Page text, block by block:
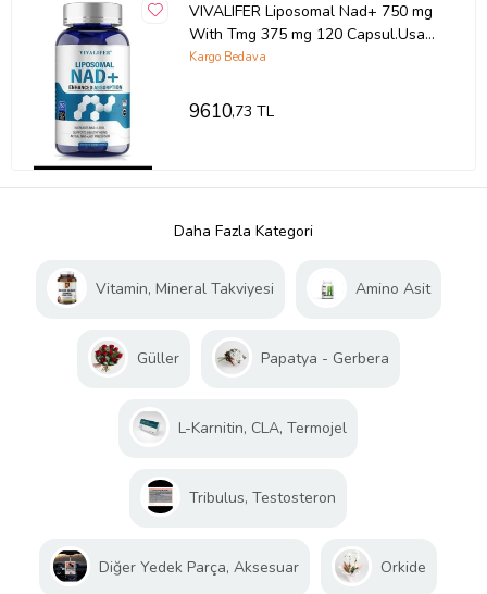
VIVALIFER Liposomal Nad+ 750 mg
With Tmg 375 mg 120 Capsul.Usa
Menşei.OZELSPORCUGIDALARIN'DAN
Kargo Bedava
9610,73 TL
Daha Fazla Kategori
Vitamin, Mineral Takviyesi Amino Asit
Güller Papatya - Gerbera
L-Karnitin, CLA, Termojel
Tribulus, Testosteron
Diğer Yedek Parça, Aksesuar Orkide